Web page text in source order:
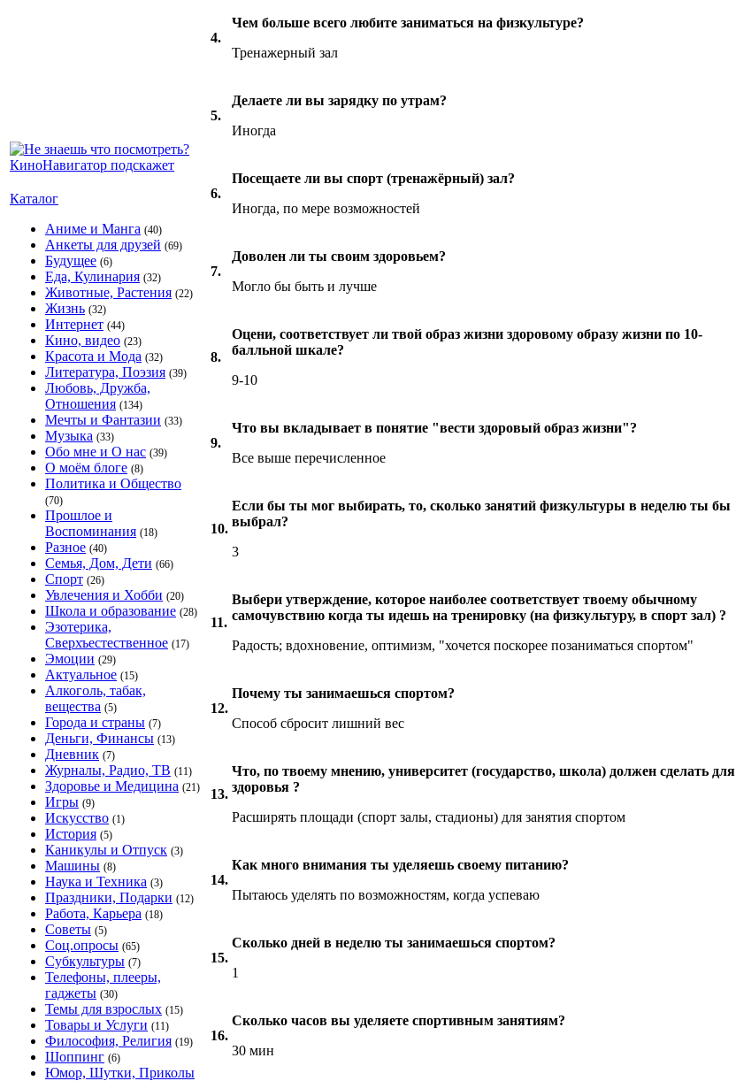
Каталог
Аниме и Манга (40)
Анкеты для друзей (69)
Будущее (6)
Еда, Кулинария (32)
Животные, Растения (22)
Жизнь (32)
Интернет (44)
Кино, видео (23)
Красота и Мода (32)
Литература, Поэзия (39)
Любовь, Дружба,
Отношения (134)
Мечты и Фантазии (33)
Музыка (33)
Обо мне и О нас (39)
О моём блоге (8)
Политика и Общество
(70)
Прошлое и
Воспоминания (18)
Разное (40)
Семья, Дом, Дети (66)
Спорт (26)
Увлечения и Хобби (20)
Школа и образование (28)
Эзотерика,
Сверхъестественное (17)
Эмоции (29)
Актуальное (15)
Алкоголь, табак,
вещества (5)
Города и страны (7)
Деньги, Финансы (13)
Дневник (7)
Журналы, Радио, ТВ (11)
Здоровье и Медицина (21)
Игры (9)
Искусство (1)
История (5)
Каникулы и Отпуск (3)
Машины (8)
Наука и Техника (3)
Праздники, Подарки (12)
Работа, Карьера (18)
Советы (5)
Соц.опросы (65)
Субкультуры (7)
Телефоны, плееры,
гаджеты (30)
Темы для взрослых (15)
Товары и Услуги (11)
Философия, Религия (19)
Шоппинг (6)
Юмор, Шутки, Приколы
4.
Чем больше всего любите заниматься на физкультуре?
Тренажерный зал
5.
Делаете ли вы зарядку по утрам?
Иногда
6.
Посещаете ли вы спорт (тренажёрный) зал?
Иногда, по мере возможностей
7.
Доволен ли ты своим здоровьем?
Могло бы быть и лучше
8.
Оцени, соответствует ли твой образ жизни здоровому образу жизни по 10-
балльной шкале?
9-10
9.
Что вы вкладывает в понятие "вести здоровый образ жизни"?
Все выше перечисленное
10.
Если бы ты мог выбирать, то, сколько занятий физкультуры в неделю ты бы
выбрал?
3
11.
Выбери утверждение, которое наиболее соответствует твоему обычному
самочувствию когда ты идешь на тренировку (на физкультуру, в спорт зал) ?
Радость; вдохновение, оптимизм, "хочется поскорее позаниматься спортом"
12.
Почему ты занимаешься спортом?
Способ сбросит лишний вес
13.
Что, по твоему мнению, университет (государство, школа) должен сделать для
здоровья ?
Расширять площади (спорт залы, стадионы) для занятия спортом
14.
Как много внимания ты уделяешь своему питанию?
Пытаюсь уделять по возможностям, когда успеваю
15.
Сколько дней в неделю ты занимаешься спортом?
1
16.
Сколько часов вы уделяете спортивным занятиям?
30 мин